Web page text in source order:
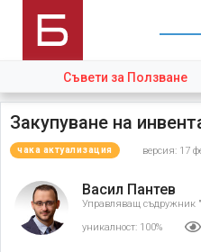
Съвети за Ползване
Закупуване на
чака актуализация версия: 17
Васил Пантев
Управляващ съдружник
уникалност: 100%